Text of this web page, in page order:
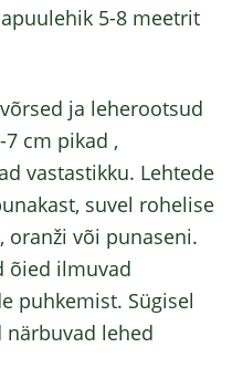
5-8 meetrit
ja leherootsud
cm pikad ,
vastastikku. Lehtede
suvel rohelise
oranži või punaseni.
õied ilmuvad
puhkemist. Sügisel
närbuvad lehed